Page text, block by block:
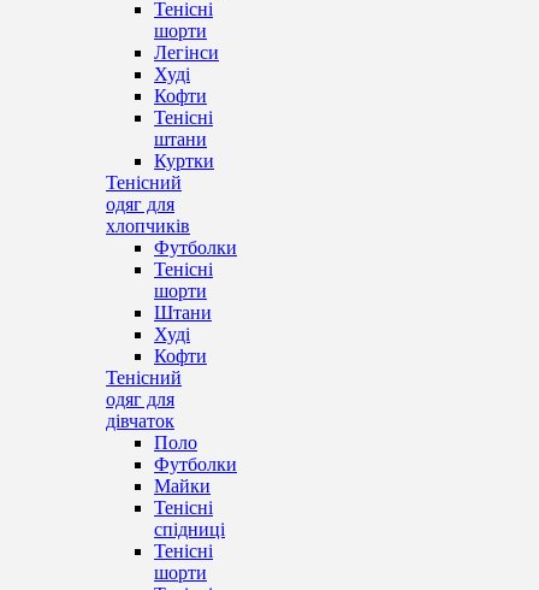
Тенісні
шорти
Легінси
Худі
Кофти
Тенісні
штани
Куртки
Тенісний
одяг для
хлопчиків
Футболки
Тенісні
шорти
Штани
Худі
Кофти
Тенісний
одяг для
дівчаток
Поло
Футболки
Майки
Тенісні
спідниці
Тенісні
шорти